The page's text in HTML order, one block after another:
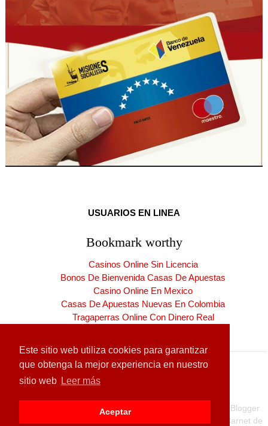
Este sitio web utiliza cookies para garantizar
que obtenga la mejor experiencia en nuestro
sitio web Leer más
Aceptar
USUARIOS EN LINEA
Bookmark worthy
Casinos Online Sin Licencia
Bonos De Bienvenida Casas De Apuestas
Casino Online En Mexico
Casas De Apuestas Nuevas En Colombia
Tragaperras Online Con Dinero Real
CARNET DE LA PATRIA
Blogger
Carnet de